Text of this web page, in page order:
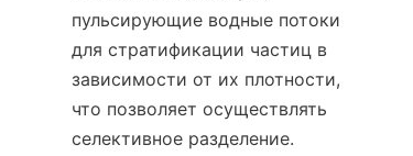
пульсирующие водные потоки
для стратификации частиц в
зависимости от их плотности,
что позволяет осуществлять
селективное разделение.